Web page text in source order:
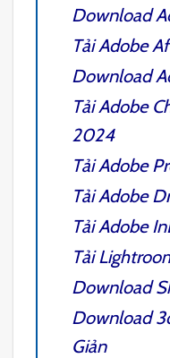
Download
TảiAdobe
Download
TảiAdobe
2024
TảiAdobe
TảiAdobe
TảiAdobe
Tải
Download
Download
Giản